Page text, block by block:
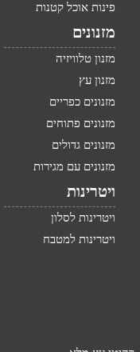
פינות אוכל קטנות
מזנונים
מזנון טלוויזיה
מזנון עץ
מזנונים כפריים
מזנונים פתוחים
מזנונים גדולים
מזנונים עם מגירות
ויטרינות
ויטרינות לסלון
ויטרינות למטבח